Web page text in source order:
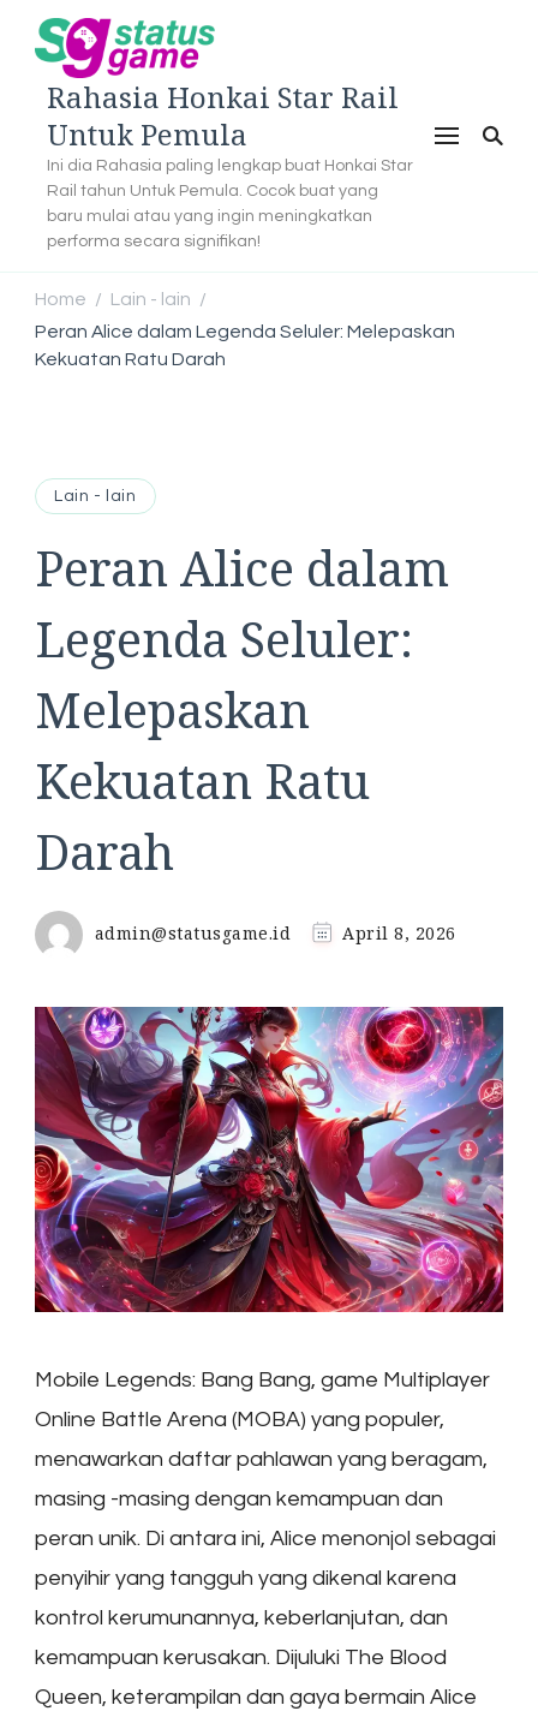
Rahasia Honkai Star Rail
Untuk Pemula
Ini dia Rahasia paling lengkap buat Honkai Star
Rail tahun Untuk Pemula. Cocok buat yang
baru mulai atau yang ingin meningkatkan
performa secara signifikan!
Home / Lain - lain /
Peran Alice dalam Legenda Seluler: Melepaskan
Kekuatan Ratu Darah
Lain - lain
Peran Alice dalam
Legenda Seluler:
Melepaskan
Kekuatan Ratu
Darah
admin@statusgame.id April 8, 2026
Mobile Legends: Bang Bang, game Multiplayer
Online Battle Arena (MOBA) yang populer,
menawarkan daftar pahlawan yang beragam,
masing -masing dengan kemampuan dan
peran unik. Di antara ini, Alice menonjol sebagai
penyihir yang tangguh yang dikenal karena
kontrol kerumunannya, keberlanjutan, dan
kemampuan kerusakan. Dijuluki The Blood
Queen, keterampilan dan gaya bermain Alice